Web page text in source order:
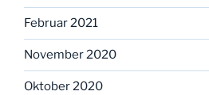
Februar 2021
November 2020
Oktober 2020